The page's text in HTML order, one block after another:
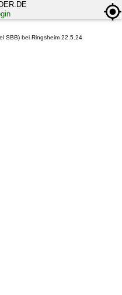
SBB) bei Ringsheim 22.5.24